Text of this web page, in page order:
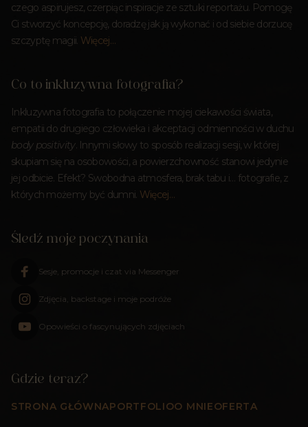
czego aspirujesz, czerpiąc inspiracje ze sztuki reportażu. Pomogę
Ci stworzyć koncepcję, doradzę jak ją wykonać i od siebie dorzucę
szczyptę magii. Więcej…
Co to inkluzywna fotografia?
Inkluzywna fotografia to połączenie mojej ciekawości świata,
empatii do drugiego człowieka i akceptacji odmienności w duchu
body positivity. Innymi słowy to sposób realizacji sesji, w której
skupiam się na osobowości, a powierzchowność stanowi jedynie
jej odbicie. Efekt? Swobodna atmosfera, brak tabu i… fotografie, z
których możemy być dumni. Więcej…
Śledź moje poczynania
Sesje, promocje i czat via Messenger
Zdjęcia, backstage i moje podróże
Opowieści o fascynujących zdjęciach
Gdzie teraz?
STRONA GŁÓWNAPORTFOLIOO MNIEOFERTA